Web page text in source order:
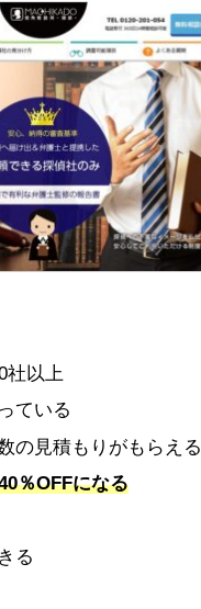
社以上
ている
の見積もりがもらえる
％OFFになる
る